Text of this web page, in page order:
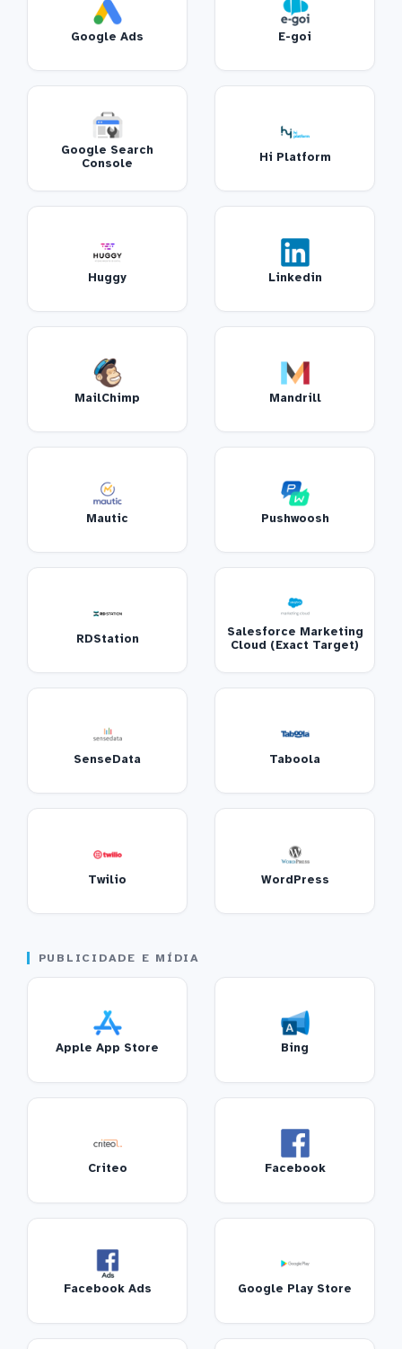
Google Ads E-goi
Google Search
Console
Hi Platform
Huggy Linkedin
MailChimp Mandrill
Mautic Pushwoosh
RDStation
Salesforce Marketing
Cloud (Exact Target)
SenseData Taboola
Twilio WordPress
PUBLICIDADE E MÍDIA
Apple App Store Bing
Criteo Facebook
Facebook Ads Google Play Store